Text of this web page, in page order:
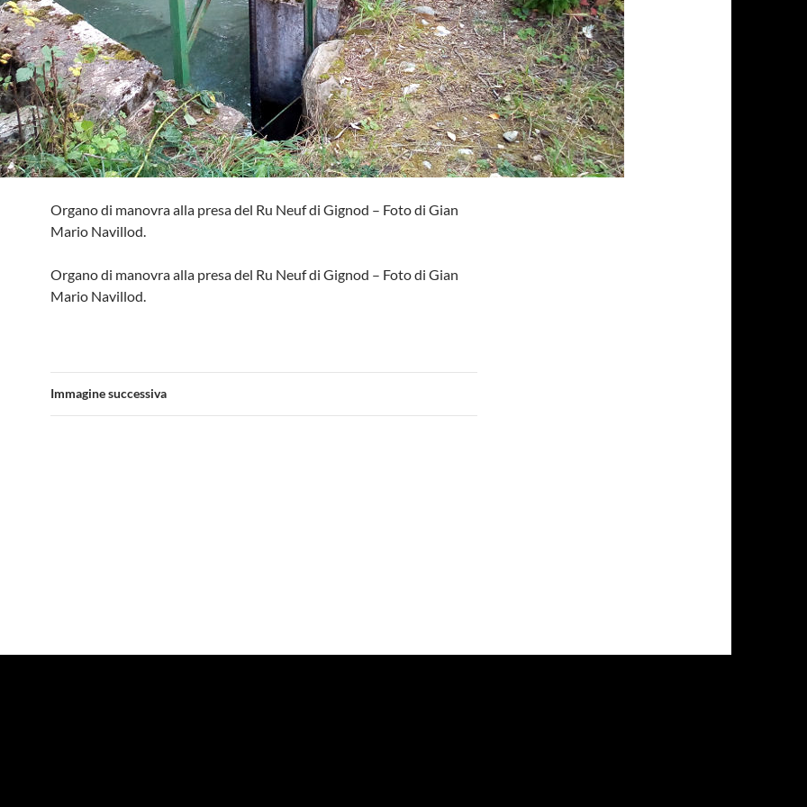
Organo di manovra alla presa del Ru Neuf di Gignod – Foto di Gian
Mario Navillod.
Organo di manovra alla presa del Ru Neuf di Gignod – Foto di Gian
Mario Navillod.
Immagine successiva